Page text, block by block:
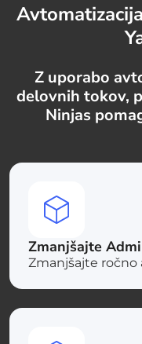
Z uporabo
delovnih tokov,
Ninjas
Zmanjšajte
Zmanjšajte